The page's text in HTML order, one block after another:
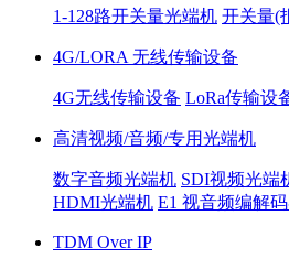
1-128路开关量光端机 开关量(
4G/LORA 无线传输设备
4G无线传输设备 LoRa传输设
高清视频/音频/专用光端机
数字音频光端机 SDI视频光端
HDMI光端机 E1 视音频编解
TDM Over IP